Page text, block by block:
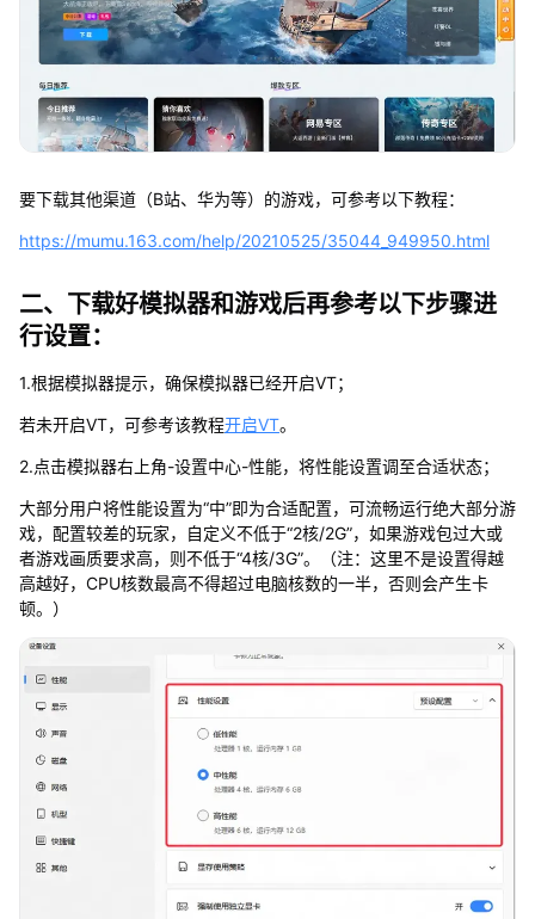
要下载其他渠道（B站、华为等）的游戏，可参考以下教程：
https://mumu.163.com/help/20210525/35044_949950.html
二、下载好模拟器和游戏后再参考以下步骤进
行设置：
1.根据模拟器提示，确保模拟器已经开启VT；
若未开启VT，可参考该教程开启VT。
2.点击模拟器右上角-设置中心-性能，将性能设置调至合适状态；
大部分用户将性能设置为“中”即为合适配置，可流畅运行绝大部分游
戏，配置较差的玩家，自定义不低于“2核/2G”，如果游戏包过大或
者游戏画质要求高，则不低于“4核/3G”。（注：这里不是设置得越
高越好，CPU核数最高不得超过电脑核数的一半，否则会产生卡
顿。）